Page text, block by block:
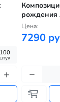
100
рождения
Цена:
7290